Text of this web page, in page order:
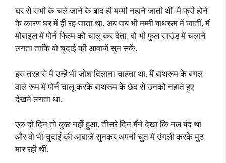
घर से सभी के चले जाने के बाद ही मम्मी नहाने जाती थीं. मैं फ्री होने
के कारण घर में ही रह जाता था. अब जब भी मम्मी बाथरूम में जातीं, मैं
मोबाइल में पोर्न फिल्म को चालू कर देता. वो भी फुल साउंड में चलाने
लगता ताकि वो चुदाई की आवाजें सुन सकें.
इस तरह से मैं उन्हें भी जोश दिलाना चाहता था. मैं बाथरूम के बगल
वाले रूम में पोर्न चालू करके बाथरूम के छेद से उनको नहाते हुए
देखने लगता था.
एक दो दिन तो कुछ नहीं हुआ, तीसरे दिन मैंने देखा कि नल बंद था
और वो भी चुदाई की आवाजें सुनकर अपनी चुत में उंगली करके मुठ
मार रही थीं.